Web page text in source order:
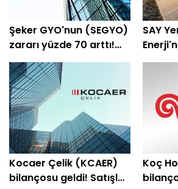
Şeker GYO'nun (SEGYO)
zararı yüzde 70 arttı!
Bilanço açıklandı
SAY
yüzde
Kocaer Çelik (KCAER)
bilançosu geldi! Satışlar
Koç